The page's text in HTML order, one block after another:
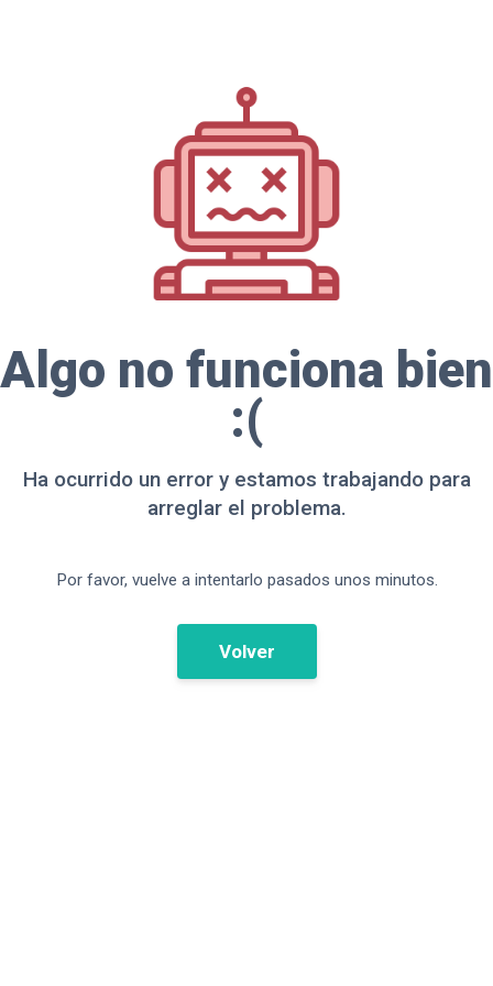
Algo no funciona bien
:(
Ha ocurrido un error y estamos trabajando para
arreglar el problema.
Por favor, vuelve a intentarlo pasados unos minutos.
Volver